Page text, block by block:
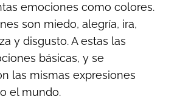
emociones como colores.
son miedo, alegría, ira,
y disgusto. A estas las
básicas, y se
las mismas expresiones
el mundo.